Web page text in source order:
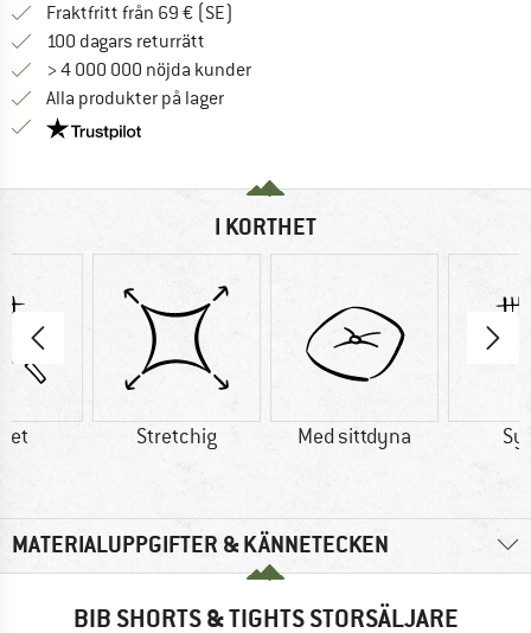
Fraktfritt från 69 € (SE)
100 dagars returrätt
> 4 000 000 nöjda kunder
Alla produkter på lager
Trust Pilot-garanti - hitta all information här!
I KORTHET
Stretchig Med sittdyna
MATERIALUPPGIFTER & KÄNNETECKEN
BIB SHORTS & TIGHTS STORSÄLJARE